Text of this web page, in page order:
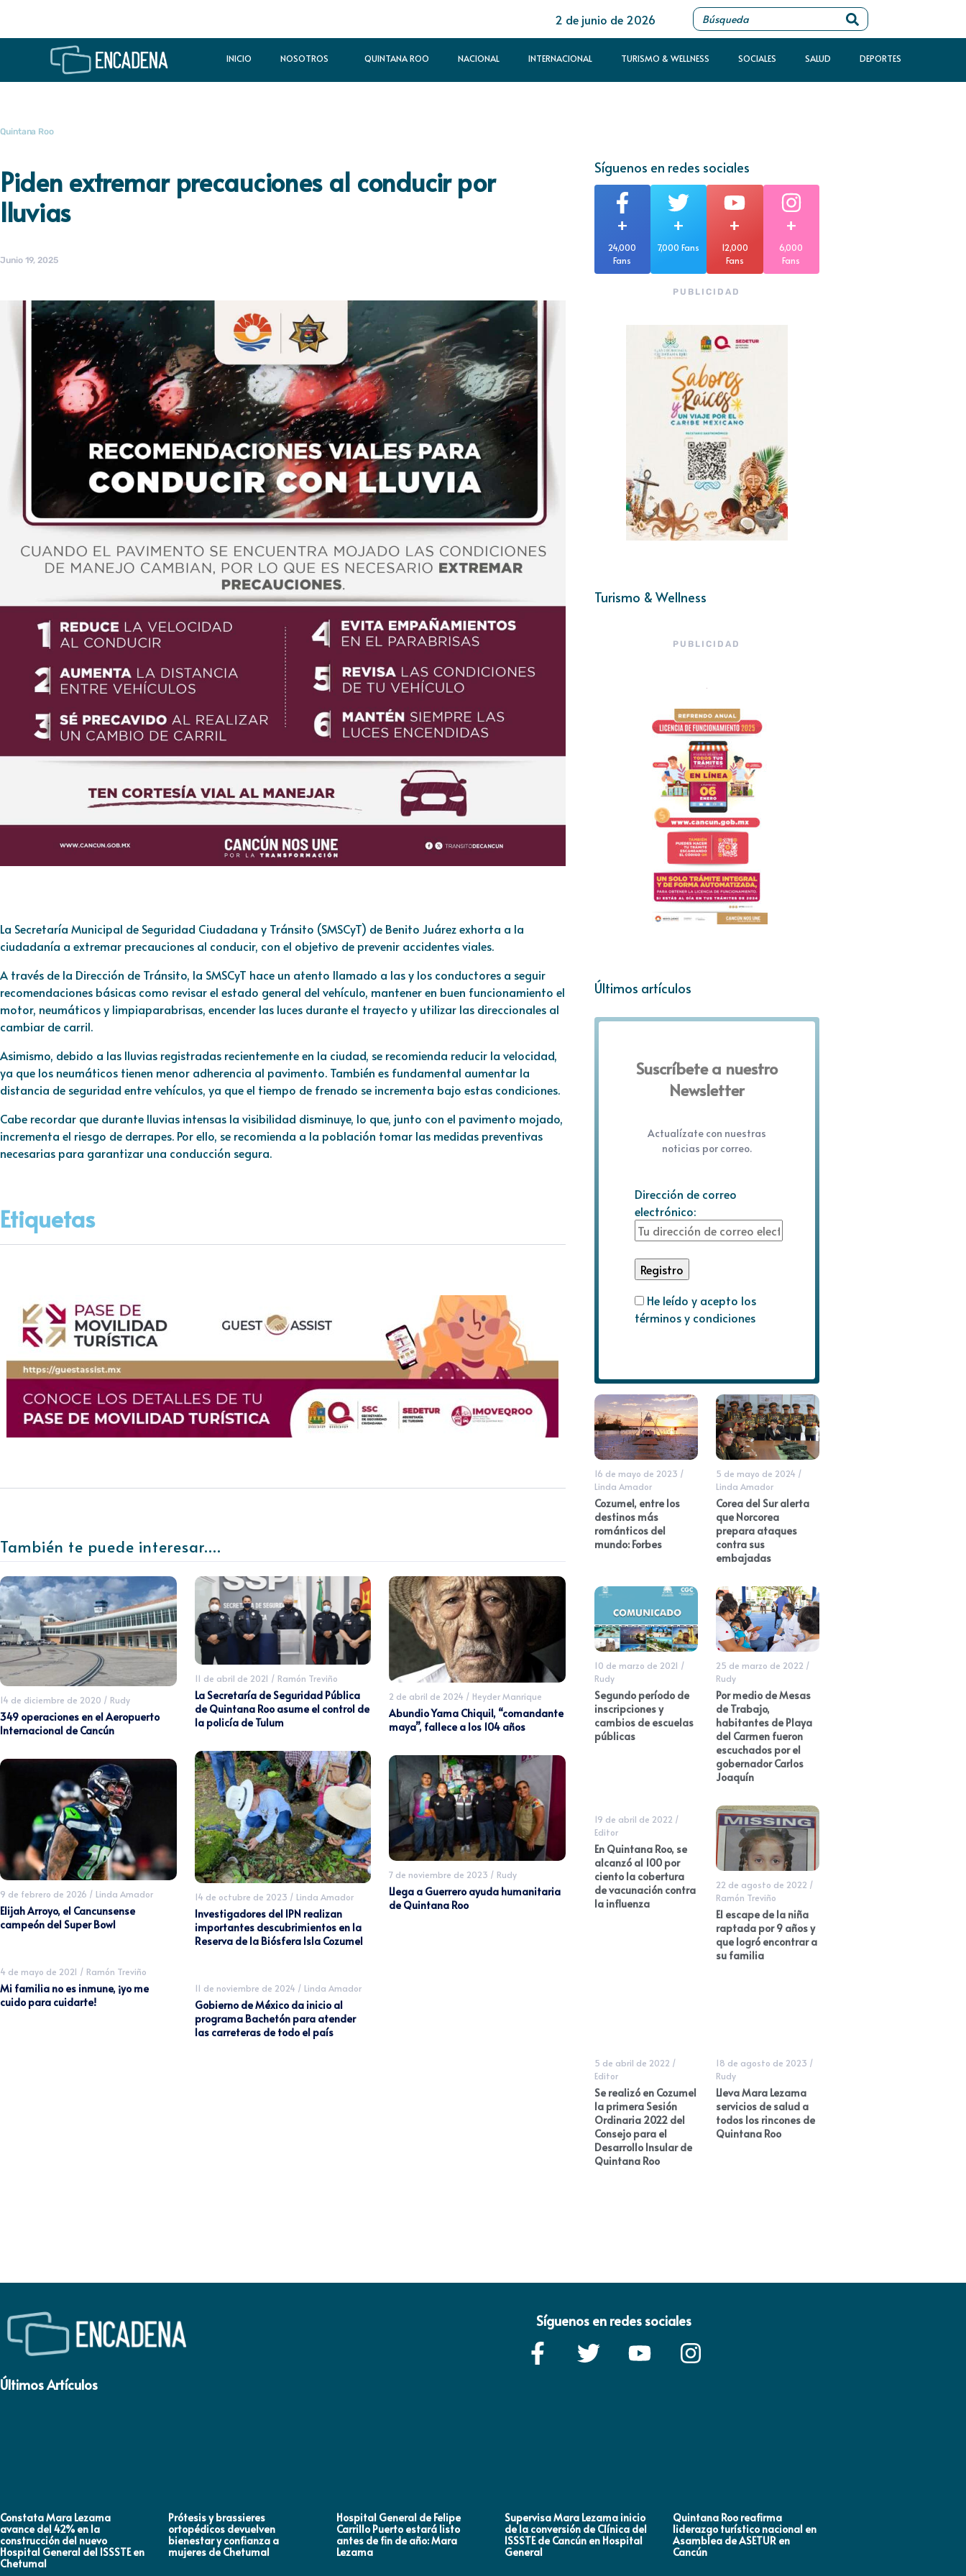
2 de junio de 2026
INICIO NOSOTROS QUINTANA ROO NACIONAL INTERNACIONAL TURISMO & WELLNESS SOCIALES SALUD DEPORTES
Quintana Roo
Piden extremar precauciones al conducir por
lluvias
Junio 19, 2025
La Secretaría Municipal de Seguridad Ciudadana y Tránsito (SMSCyT) de Benito Juárez exhorta a la
ciudadanía a extremar precauciones al conducir, con el objetivo de prevenir accidentes viales.
A través de la Dirección de Tránsito, la SMSCyT hace un atento llamado a las y los conductores a seguir
recomendaciones básicas como revisar el estado general del vehículo, mantener en buen funcionamiento el
motor, neumáticos y limpiaparabrisas, encender las luces durante el trayecto y utilizar las direccionales al
cambiar de carril.
Asimismo, debido a las lluvias registradas recientemente en la ciudad, se recomienda reducir la velocidad,
ya que los neumáticos tienen menor adherencia al pavimento. También es fundamental aumentar la
distancia de seguridad entre vehículos, ya que el tiempo de frenado se incrementa bajo estas condiciones.
Cabe recordar que durante lluvias intensas la visibilidad disminuye, lo que, junto con el pavimento mojado,
incrementa el riesgo de derrapes. Por ello, se recomienda a la población tomar las medidas preventivas
necesarias para garantizar una conducción segura.
Etiquetas
También te puede interesar....
14 de diciembre de 2020 / Rudy
349 operaciones en el Aeropuerto
Internacional de Cancún
9 de febrero de 2026 / Linda Amador
Elijah Arroyo, el Cancunsense
campeón del Super Bowl
4 de mayo de 2021 / Ramón Treviño
Mi familia no es inmune, ¡yo me
cuido para cuidarte!
11 de abril de 2021 / Ramón Treviño
La Secretaría de Seguridad Pública
de Quintana Roo asume el control de
la policía de Tulum
14 de octubre de 2023 / Linda Amador
Investigadores del IPN realizan
importantes descubrimientos en la
Reserva de la Biósfera Isla Cozumel
11 de noviembre de 2024 / Linda Amador
Gobierno de México da inicio al
programa Bachetón para atender
las carreteras de todo el país
2 de abril de 2024 / Heyder Manrique
Abundio Yama Chiquil, “comandante
maya”, fallece a los 104 años
7 de noviembre de 2023 / Rudy
Llega a Guerrero ayuda humanitaria
de Quintana Roo
Síguenos en redes sociales
+
24,000
Fans
+
7,000 Fans
+
12,000
Fans
+
6,000
Fans
PUBLICIDAD
Turismo & Wellness
PUBLICIDAD
Últimos artículos
Suscríbete a nuestro
Newsletter
Actualízate con nuestras
noticias por correo.
Dirección de correo
electrónico:
He leído y acepto los
términos y condiciones
16 de mayo de 2023 /
Linda Amador
Cozumel, entre los
destinos más
románticos del
mundo: Forbes
5 de mayo de 2024 /
Linda Amador
Corea del Sur alerta
que Norcorea
prepara ataques
contra sus
embajadas
10 de marzo de 2021 /
Rudy
Segundo período de
inscripciones y
cambios de escuelas
públicas
25 de marzo de 2022 /
Rudy
Por medio de Mesas
de Trabajo,
habitantes de Playa
del Carmen fueron
escuchados por el
gobernador Carlos
Joaquín
19 de abril de 2022 /
Editor
En Quintana Roo, se
alcanzó al 100 por
ciento la cobertura
de vacunación contra
la influenza
22 de agosto de 2022 /
Ramón Treviño
El escape de la niña
raptada por 9 años y
que logró encontrar a
su familia
5 de abril de 2022 /
Editor
Se realizó en Cozumel
la primera Sesión
Ordinaria 2022 del
Consejo para el
Desarrollo Insular de
Quintana Roo
18 de agosto de 2023 /
Rudy
Lleva Mara Lezama
servicios de salud a
todos los rincones de
Quintana Roo
Síguenos en redes sociales
Últimos Artículos
Constata Mara Lezama
avance del 42% en la
construcción del nuevo
Hospital General del ISSSTE en
Chetumal
Prótesis y brassieres
ortopédicos devuelven
bienestar y confianza a
mujeres de Chetumal
Hospital General de Felipe
Carrillo Puerto estará listo
antes de fin de año: Mara
Lezama
Supervisa Mara Lezama inicio
de la conversión de Clínica del
ISSSTE de Cancún en Hospital
General
Quintana Roo reafirma
liderazgo turístico nacional en
Asamblea de ASETUR en
Cancún